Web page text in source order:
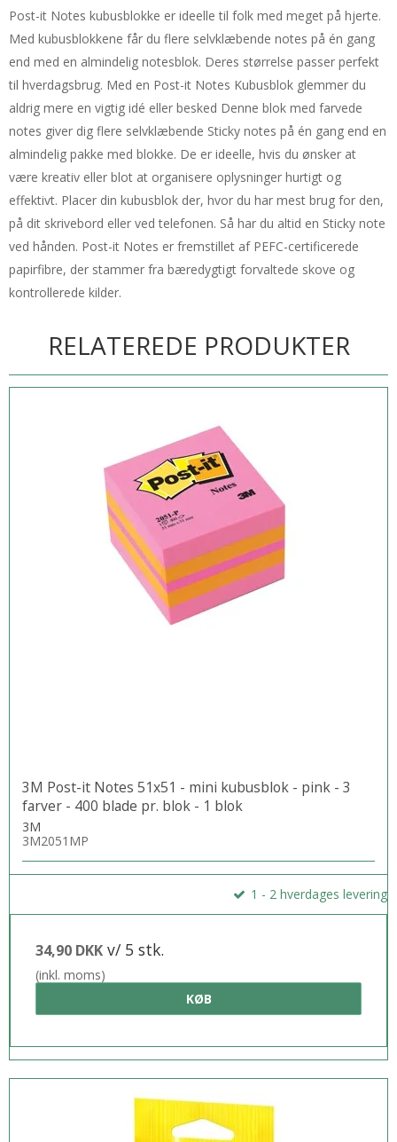
Post-it Notes kubusblokke er ideelle til folk med meget på hjerte.
Med kubusblokkene får du flere selvklæbende notes på én gang
end med en almindelig notesblok. Deres størrelse passer perfekt
til hverdagsbrug. Med en Post-it Notes Kubusblok glemmer du
aldrig mere en vigtig idé eller besked Denne blok med farvede
notes giver dig flere selvklæbende Sticky notes på én gang end en
almindelig pakke med blokke. De er ideelle, hvis du ønsker at
være kreativ eller blot at organisere oplysninger hurtigt og
effektivt. Placer din kubusblok der, hvor du har mest brug for den,
på dit skrivebord eller ved telefonen. Så har du altid en Sticky note
ved hånden. Post-it Notes er fremstillet af PEFC-certificerede
papirfibre, der stammer fra bæredygtigt forvaltede skove og
kontrollerede kilder.
RELATEREDE PRODUKTER
3M Post-it Notes 51x51 - mini kubusblok - pink - 3
farver - 400 blade pr. blok - 1 blok
3M
3M2051MP
1 - 2 hverdages levering
34,90 DKK v/ 5 stk.
(inkl. moms)
KØB